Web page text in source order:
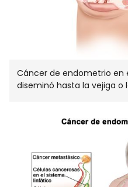
Cáncer de endometrio en
diseminó hasta la vejiga o